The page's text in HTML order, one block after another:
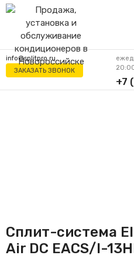
Перейти
содержимому
info@splitpro.ru
ЗАКАЗАТЬ ЗВОНОК
+7
62
Сплит-система
Air DC EACS/I-